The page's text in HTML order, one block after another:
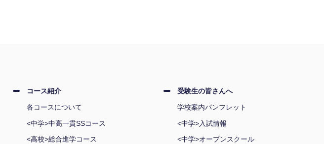
コース紹介
各コースについて
<中学>中高一貫SSコース
<高校>総合進学コース
受験生の皆さんへ
学校案内パンフレット
<中学>入試情報
<中学>オープンスクール